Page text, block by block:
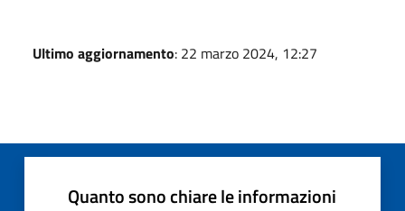
Ultimo aggiornamento: 22 marzo 2024, 12:27
Quanto sono chiare le informazioni